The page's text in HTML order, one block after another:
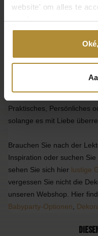
website' om alles te
voorkeuren aan.
immer etwas Besonderes
achen Sie es zu etwas
natürlich, dass es an
klein, ist eine besonders
Praktisches, Persönliches
solange es mit Liebe
Brauchen Sie nach der
Inspiration oder suchen
sehen Sie sich hier lustige
vergessen Sie nicht die
unseren Webshop. Hier
Babyparty-Optionen